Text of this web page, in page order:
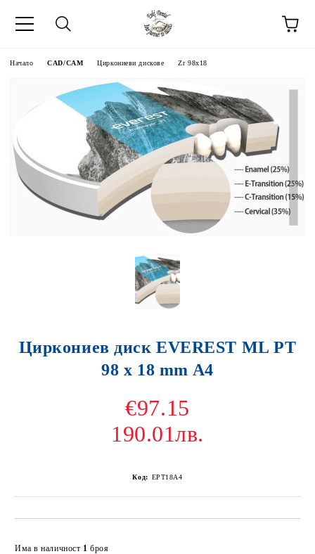
Начало CAD/CAM Циркониеви дискове Zr 98x18
Циркониев диск EVEREST ML PT
98 x 18 mm A4
€97.15
190.01лв.
Код: EPT18A4
Има в наличност 1 броя